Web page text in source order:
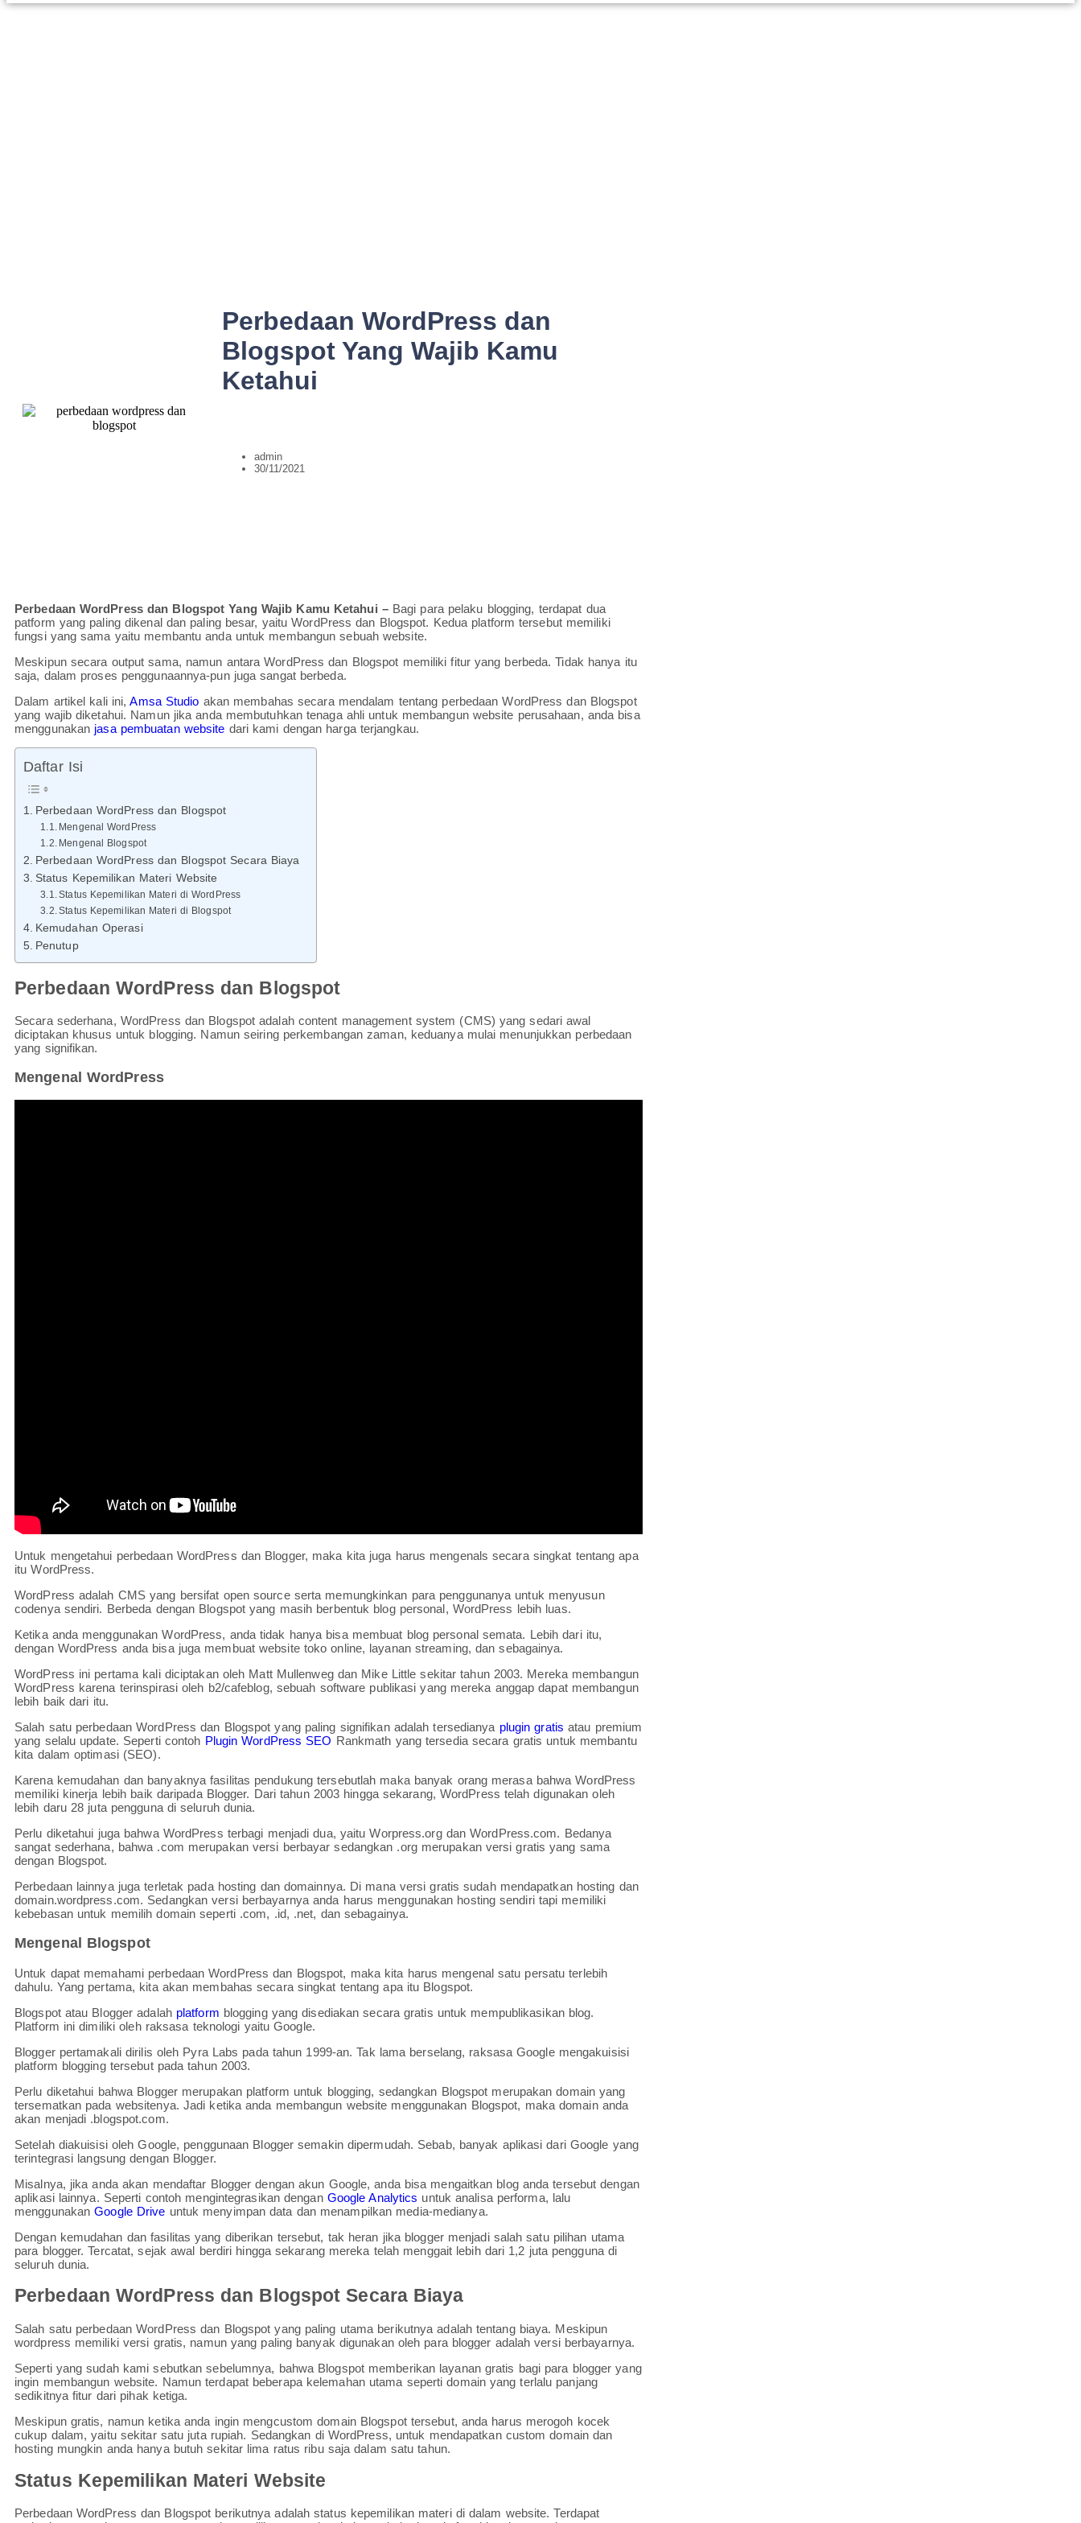
Perbedaan WordPress dan
Blogspot Yang Wajib Kamu
Ketahui
admin
30/11/2021
Perbedaan WordPress dan Blogspot Yang Wajib Kamu Ketahui –Bagi para pelaku blogging, terdapat dua
patform yang paling dikenal dan paling besar, yaitu WordPress dan Blogspot. Kedua platform tersebut memiliki
fungsi yang sama yaitu membantu anda untuk membangun sebuah website.
Meskipun secara output sama, namun antara WordPress dan Blogspot memiliki fitur yang berbeda. Tidak hanya itu
saja, dalam proses penggunaannya-pun juga sangat berbeda.
Dalam artikel kali ini,Amsa Studio akan membahas secara mendalam tentang perbedaan WordPress dan Blogspot
yang wajib diketahui. Namun jika anda membutuhkan tenaga ahli untuk membangun website perusahaan, anda bisa
menggunakan jasa pembuatan website dari kami dengan harga terjangkau.
Daftar Isi
Perbedaan WordPress dan Blogspot
Mengenal WordPress
Mengenal Blogspot
Perbedaan WordPress dan Blogspot Secara Biaya
Status Kepemilikan Materi Website
Status Kepemilikan Materi di WordPress
Status Kepemilikan Materi di Blogspot
Kemudahan Operasi
Penutup
Perbedaan WordPress dan Blogspot
Secara sederhana, WordPress dan Blogspot adalah content management system (CMS) yang sedari awal
diciptakan khusus untuk blogging. Namun seiring perkembangan zaman, keduanya mulai menunjukkan perbedaan
yang signifikan.
Mengenal WordPress
Untuk mengetahui perbedaan WordPress dan Blogger, maka kita juga harus mengenals secara singkat tentang apa
itu WordPress.
WordPress adalah CMS yang bersifat open source serta memungkinkan para penggunanya untuk menyusun
codenya sendiri. Berbeda dengan Blogspot yang masih berbentuk blog personal, WordPress lebih luas.
Ketika anda menggunakan WordPress, anda tidak hanya bisa membuat blog personal semata. Lebih dari itu,
dengan WordPress anda bisa juga membuat website toko online, layanan streaming, dan sebagainya.
WordPress ini pertama kali diciptakan oleh Matt Mullenweg dan Mike Little sekitar tahun 2003. Mereka membangun
WordPress karena terinspirasi oleh b2/cafeblog, sebuah software publikasi yang mereka anggap dapat membangun
lebih baik dari itu.
Salah satu perbedaan WordPress dan Blogspot yang paling signifikan adalah tersedianya plugin gratis atau premium
yang selalu update. Seperti contoh Plugin WordPress SEO Rankmath yang tersedia secara gratis untuk membantu
kita dalam optimasi (SEO).
Karena kemudahan dan banyaknya fasilitas pendukung tersebutlah maka banyak orang merasa bahwa WordPress
memiliki kinerja lebih baik daripada Blogger. Dari tahun 2003 hingga sekarang, WordPress telah digunakan oleh
lebih daru 28 juta pengguna di seluruh dunia.
Perlu diketahui juga bahwa WordPress terbagi menjadi dua, yaitu Worpress.org dan WordPress.com. Bedanya
sangat sederhana, bahwa .com merupakan versi berbayar sedangkan .org merupakan versi gratis yang sama
dengan Blogspot.
Perbedaan lainnya juga terletak pada hosting dan domainnya. Di mana versi gratis sudah mendapatkan hosting dan
domain.wordpress.com. Sedangkan versi berbayarnya anda harus menggunakan hosting sendiri tapi memiliki
kebebasan untuk memilih domain seperti .com, .id, .net, dan sebagainya.
Mengenal Blogspot
Untuk dapat memahami perbedaan WordPress dan Blogspot, maka kita harus mengenal satu persatu terlebih
dahulu. Yang pertama, kita akan membahas secara singkat tentang apa itu Blogspot.
Blogspot atau Blogger adalah platform blogging yang disediakan secara gratis untuk mempublikasikan blog.
Platform ini dimiliki oleh raksasa teknologi yaitu Google.
Blogger pertamakali dirilis oleh Pyra Labs pada tahun 1999-an. Tak lama berselang, raksasa Google mengakuisisi
platform blogging tersebut pada tahun 2003.
Perlu diketahui bahwa Blogger merupakan platform untuk blogging, sedangkan Blogspot merupakan domain yang
tersematkan pada websitenya. Jadi ketika anda membangun website menggunakan Blogspot, maka domain anda
akan menjadi .blogspot.com.
Setelah diakuisisi oleh Google, penggunaan Blogger semakin dipermudah. Sebab, banyak aplikasi dari Google yang
terintegrasi langsung dengan Blogger.
Misalnya, jika anda akan mendaftar Blogger dengan akun Google, anda bisa mengaitkan blog anda tersebut dengan
aplikasi lainnya. Seperti contoh mengintegrasikan dengan Google Analytics untuk analisa performa, lalu
menggunakanGoogle Drive untuk menyimpan data dan menampilkan media-medianya.
Dengan kemudahan dan fasilitas yang diberikan tersebut, tak heran jika blogger menjadi salah satu pilihan utama
para blogger. Tercatat, sejak awal berdiri hingga sekarang mereka telah menggait lebih dari 1,2 juta pengguna di
seluruh dunia.
Perbedaan WordPress dan Blogspot Secara Biaya
Salah satu perbedaan WordPress dan Blogspot yang paling utama berikutnya adalah tentang biaya. Meskipun
wordpress memiliki versi gratis, namun yang paling banyak digunakan oleh para blogger adalah versi berbayarnya.
Seperti yang sudah kami sebutkan sebelumnya, bahwa Blogspot memberikan layanan gratis bagi para blogger yang
ingin membangun website. Namun terdapat beberapa kelemahan utama seperti domain yang terlalu panjang
sedikitnya fitur dari pihak ketiga.
Meskipun gratis, namun ketika anda ingin mengcustom domain Blogspot tersebut, anda harus merogoh kocek
cukup dalam, yaitu sekitar satu juta rupiah. Sedangkan di WordPress, untuk mendapatkan custom domain dan
hosting mungkin anda hanya butuh sekitar lima ratus ribu saja dalam satu tahun.
Status Kepemilikan Materi Website
Perbedaan WordPress dan Blogspot berikutnya adalah status kepemilikan materi di dalam website. Terdapat